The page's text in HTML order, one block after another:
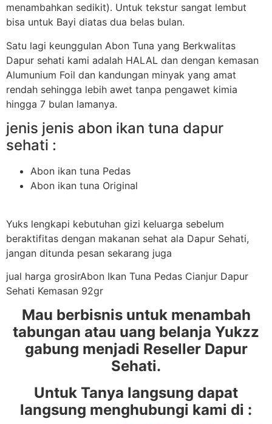
menambahkan sedikit). Untuk tekstur sangat lembut
bisa untuk Bayi diatas dua belas bulan.
Satu lagi keunggulan Abon Tuna yang Berkwalitas
Dapur sehati kami adalah HALAL dan dengan kemasan
Alumunium Foil dan kandungan minyak yang amat
rendah sehingga lebih awet tanpa pengawet kimia
hingga 7 bulan lamanya.
jenis jenis abon ikan tuna dapur
sehati :
Abon ikan tuna Pedas
Abon ikan tuna Original
Yuks lengkapi kebutuhan gizi keluarga sebelum
beraktifitas dengan makanan sehat ala Dapur Sehati,
jangan ditunda pesan sekarang juga
jual harga grosirAbon Ikan Tuna Pedas Cianjur Dapur
Sehati Kemasan 92gr
Mau berbisnis untuk menambah
tabungan atau uang belanja Yukzz
gabung menjadi Reseller Dapur
Sehati.
Untuk Tanya langsung dapat
langsung menghubungi kami di :